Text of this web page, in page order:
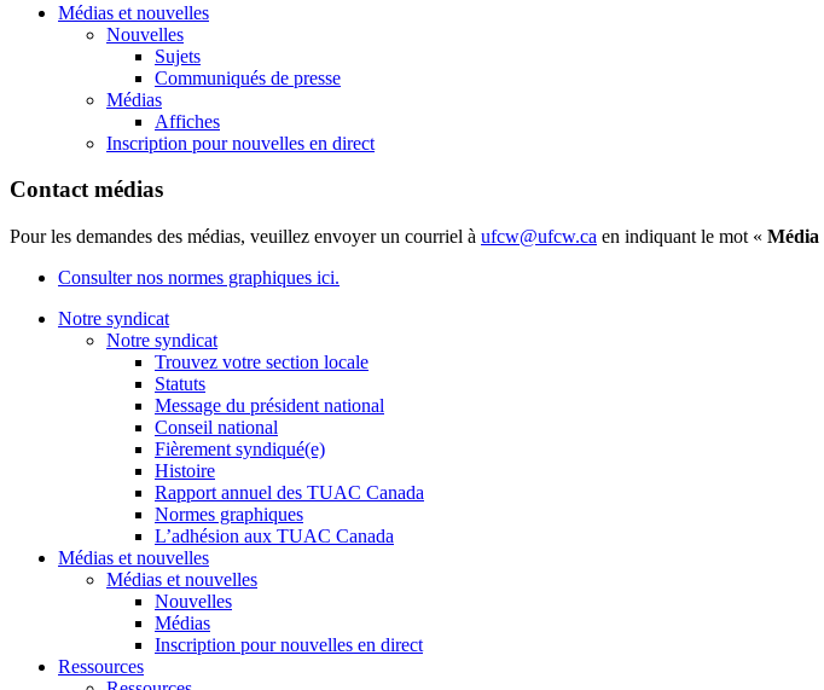
Médias et nouvelles
Nouvelles
Sujets
Communiqués de presse
Médias
Affiches
Inscription pour nouvelles en direct
Contact médias
Pour les demandes des médias, veuillez envoyer un courriel à ufcw@ufcw.ca en indiquant le mot « Média
Consulter nos normes graphiques ici.
Notre syndicat
Notre syndicat
Trouvez votre section locale
Statuts
Message du président national
Conseil national
Fièrement syndiqué(e)
Histoire
Rapport annuel des TUAC Canada
Normes graphiques
L’adhésion aux TUAC Canada
Médias et nouvelles
Médias et nouvelles
Nouvelles
Médias
Inscription pour nouvelles en direct
Ressources